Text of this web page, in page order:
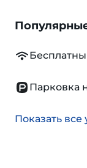
Парковка
Показать все